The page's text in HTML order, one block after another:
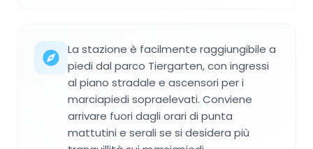
La stazione è facilmente raggiungibile a
piedi dal parco Tiergarten, con ingressi
al piano stradale e ascensori per i
marciapiedi sopraelevati. Conviene
arrivare fuori dagli orari di punta
mattutini e serali se si desidera più